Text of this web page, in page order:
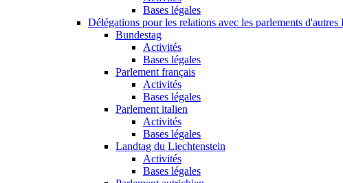
Bases légales
Délégations pour les relations avec les parlements d'autres
Bundestag
Activités
Bases légales
Parlement français
Activités
Bases légales
Parlement italien
Activités
Bases légales
Landtag du Liechtenstein
Activités
Bases légales